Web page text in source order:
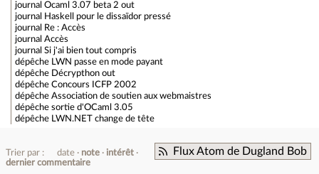
journal Ocaml 3.07 beta 2 out
journal
Haskell pour le dissaïdor pressé
journal
Re : Accès
journal Accès
journal Si j'ai bien tout compris
dépêche
LWN passe en mode payant
dépêche Décrypthon out
dépêche Concours ICFP 2002
dépêche Association de soutien aux webmaistres
dépêche sortie d'OCaml 3.05
dépêche
LWN.NET change de tête
Flux Atom de Dugland Bob
Trier par : date note
intérêt
dernier commentaire